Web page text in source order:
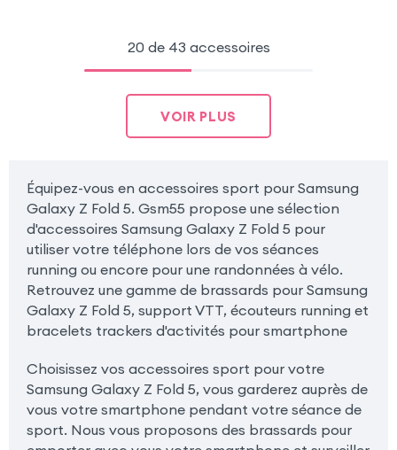
20 de 43 accessoires
VOIR PLUS
Équipez-vous en accessoires sport pour Samsung
Galaxy Z Fold 5. Gsm55 propose une sélection
d'accessoires Samsung Galaxy Z Fold 5 pour
utiliser votre téléphone lors de vos séances
running ou encore pour une randonnées à vélo.
Retrouvez une gamme de brassards pour Samsung
Galaxy Z Fold 5, support VTT, écouteurs running et
bracelets trackers d'activités pour smartphone
Choisissez vos accessoires sport pour votre
Samsung Galaxy Z Fold 5, vous garderez auprès de
vous votre smartphone pendant votre séance de
sport. Nous vous proposons des brassards pour